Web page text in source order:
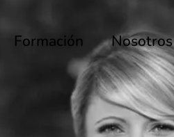
Formación Nosotros